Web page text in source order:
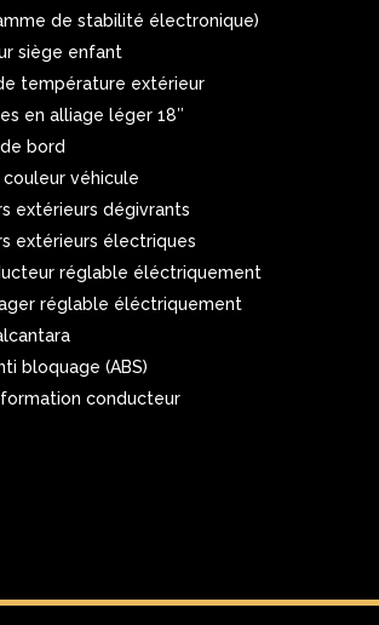
de stabilité électronique)
siège enfant
température extérieur
en alliage léger 18″
bord
couleur véhicule
extérieurs dégivrants
extérieurs électriques
réglable éléctriquement
réglable éléctriquement
bloquage (ABS)
conducteur